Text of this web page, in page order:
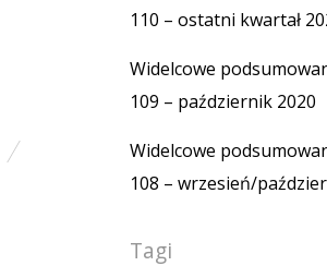
110 – ostatni kwartał
Widelcowe
109 – październik 2020
Widelcowe
108 – wrzesień/
Tagi